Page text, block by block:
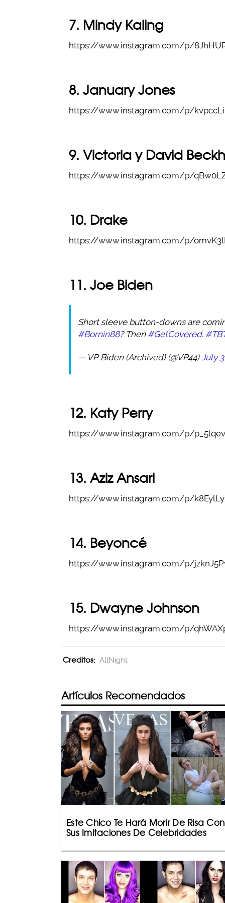
7. Mindy Kaling
https://www.instagram.com/p/
8. January Jones
https://www.instagram.com/p/
9. Victoria y David
https://www.instagram.com/p/
10. Drake
https://www.instagram.com/p/
11. Joe Biden
Short sleeve button-downs are
#Bornin88? Then #GetCovered.
— VP Biden (Archived) (@VP44)July
12. Katy Perry
https://www.instagram.com/p/
13. Aziz Ansari
https://www.instagram.com/p/
14. Beyoncé
https://www.instagram.com/p/
15. Dwayne Johnson
https://www.instagram.com/p/
Creditos: AllNight
Artículos Recomendados
Este Chico Te Hará Morir De Risa Con
Sus Imitaciones De Celebridades